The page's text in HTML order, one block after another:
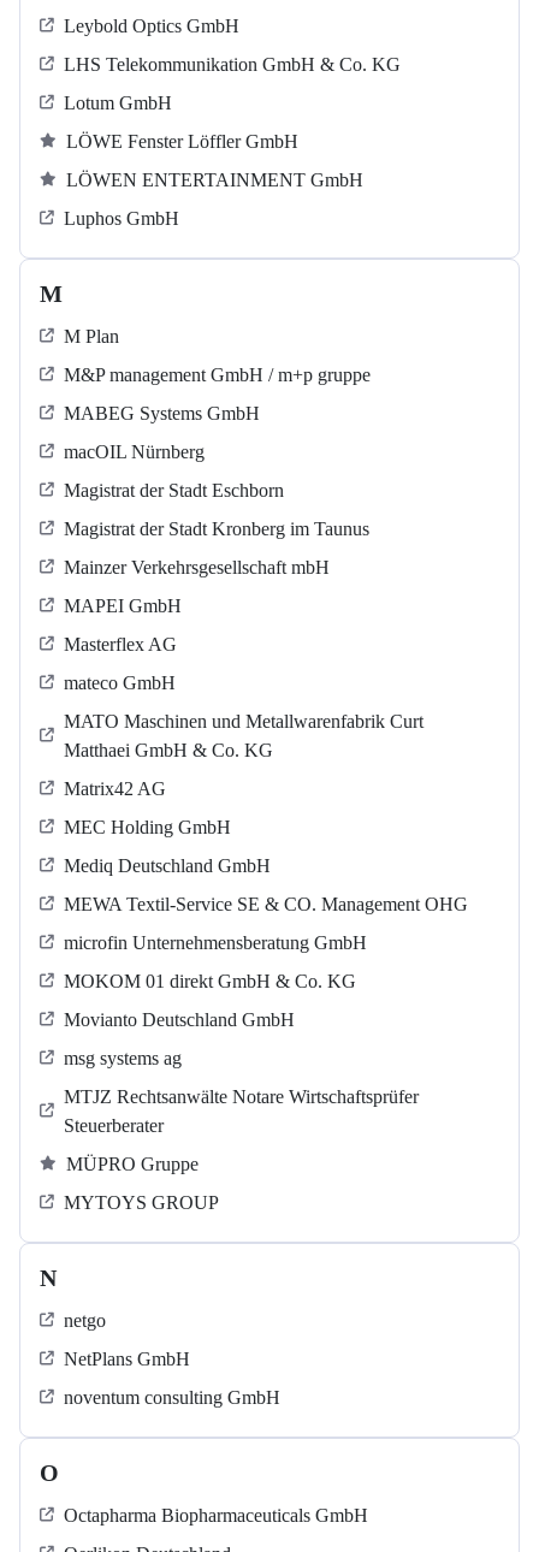
Leybold Optics GmbH
LHS Telekommunikation GmbH & Co. KG
Lotum GmbH
LÖWE Fenster Löffler GmbH
LÖWEN ENTERTAINMENT GmbH
Luphos GmbH
M
M Plan
M&P management GmbH / m+p gruppe
MABEG Systems GmbH
macOIL Nürnberg
Magistrat der Stadt Eschborn
Magistrat der Stadt Kronberg im Taunus
Mainzer Verkehrsgesellschaft mbH
MAPEI GmbH
Masterflex AG
mateco GmbH
MATO Maschinen und Metallwarenfabrik Curt
Matthaei GmbH & Co. KG
Matrix42 AG
MEC Holding GmbH
Mediq Deutschland GmbH
MEWA Textil-Service SE & CO. Management OHG
microfin Unternehmensberatung GmbH
MOKOM 01 direkt GmbH & Co. KG
Movianto Deutschland GmbH
msg systems ag
MTJZ Rechtsanwälte Notare Wirtschaftsprüfer
Steuerberater
MÜPRO Gruppe
MYTOYS GROUP
N
netgo
NetPlans GmbH
noventum consulting GmbH
O
Octapharma Biopharmaceuticals GmbH